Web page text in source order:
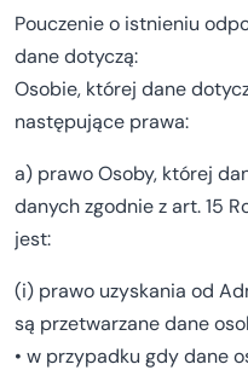
Pouczenie o istnieniu
dane dotyczą:
Osobie, której dane
następujące prawa:
a) prawo Osoby, której
danych zgodnie z art. 15
jest:
(i) prawo uzyskania od
są przetwarzane dane
• w przypadku gdy dane